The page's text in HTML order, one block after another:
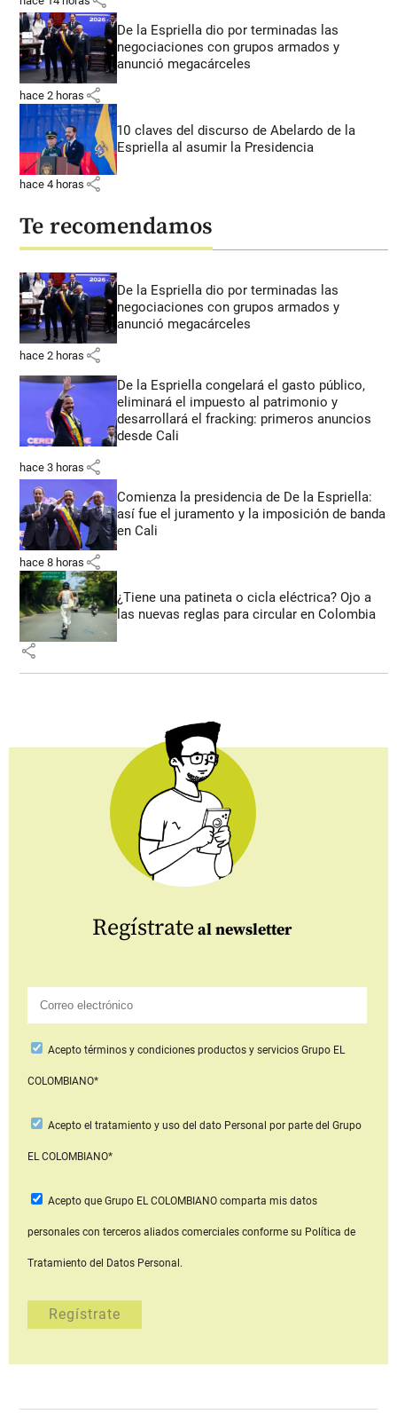
De la Espriella dio por terminadas las
negociaciones con grupos armados y
anunció megacárceles
hace 2 horas share
10 claves del discurso de Abelardo de la
Espriella al asumir la Presidencia
hace 4 horas share
Te recomendamos
De la Espriella dio por terminadas las
negociaciones con grupos armados y
anunció megacárceles
hace 2 horas share
De la Espriella congelará el gasto público,
eliminará el impuesto al patrimonio y
desarrollará el fracking: primeros anuncios
desde Cali
hace 3 horas share
Comienza la presidencia de De la Espriella:
así fue el juramento y la imposición de banda
en Cali
hace 8 horas share
¿Tiene una patineta o cicla eléctrica? Ojo a
las nuevas reglas para circular en Colombia
share
Regístrate al newsletter
Aceptotérminos y condiciones productos y serviciosGrupo EL
COLOMBIANO*
Acepto el tratamiento y uso del dato Personal por parte del Grupo
EL COLOMBIANO*
Acepto que Grupo EL COLOMBIANOcomparta mis datos
personales con terceros aliados comerciales conforme su Política de
Tratamiento del Datos Personal.